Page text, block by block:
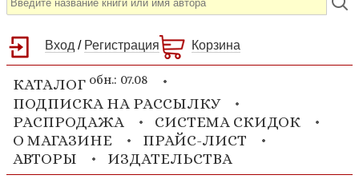
Вход / Регистрация Корзина
КАТАЛОГ обн.: 07.08
ПОДПИСКА НА РАССЫЛКУ
РАСПРОДАЖА
СИСТЕМА СКИДОК
О МАГАЗИНЕ
ПРАЙС-ЛИСТ
АВТОРЫ
ИЗДАТЕЛЬСТВА